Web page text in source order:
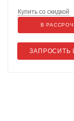
ЗАПРОСИТЬ
Купить со скидкой
В